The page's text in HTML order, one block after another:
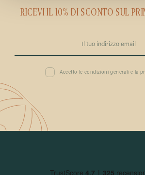
RICEVI IL 10% DI SCONTO SUL
Accetto le condizioni generali e la